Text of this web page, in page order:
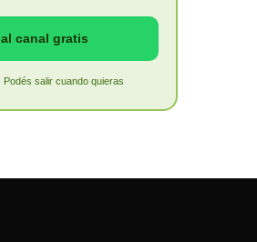
canal gratis
Podés salir cuando quieras